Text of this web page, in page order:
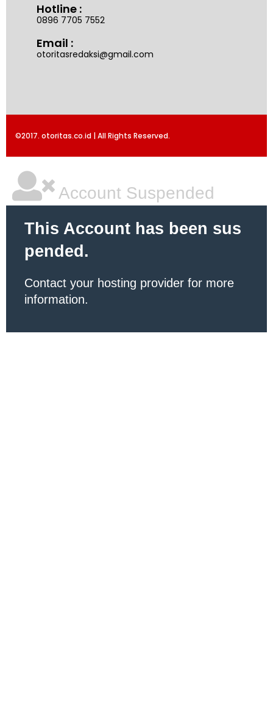
Hotline :
0896 7705 7552
Email :
otoritasredaksi@gmail.com
©2017. otoritas.co.id | All Rights Reserved.
Account Suspended
This Account has been sus
pended.
Contact your hosting provider for more
information.